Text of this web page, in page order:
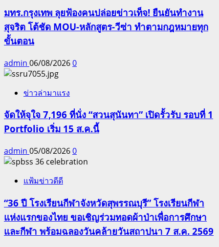
มทร.กรุงเทพ ลุยฟ้องคนปล่อยข่าวเท็จ! ยืนยันทำงาน
สุจริต โต้ชัด MOU-หลักสูตร-วีซ่า ทำตามกฎหมายทุก
ขั้นตอน
admin 06/08/20260
ข่าวล่ามาแรง
จัดให้จุใจ 7,196 ที่นั่ง “สวนสุนันทา” เปิดรั้วรับ รอบที่ 1
Portfolio เริ่ม 15 ส.ค.นี้
admin 05/08/20260
แฟ้มข่าวดีดี
“36 ปี โรงเรียนกีฬาจังหวัดสุพรรณบุรี” โรงเรียนกีฬา
แห่งแรกของไทย ขอเชิญร่วมทอดผ้าป่าเพื่อการศึกษา
และกีฬา พร้อมฉลองวันคล้ายวันสถาปนา 7 ส.ค. 2569